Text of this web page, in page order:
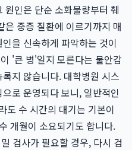
원인은 단순 소화불량부터 췌
중증 질환에 이르기까지 매
을 신속하게 파악하는 것이
'큰 병'일지 모른다는 불안감
지 않습니다. 대학병원 시스
로 운영되다 보니, 일반적인
도 수 시간의 대기는 기본이
개월이 소요되기도 합니다.
검사가 필요할 경우, 다시 검